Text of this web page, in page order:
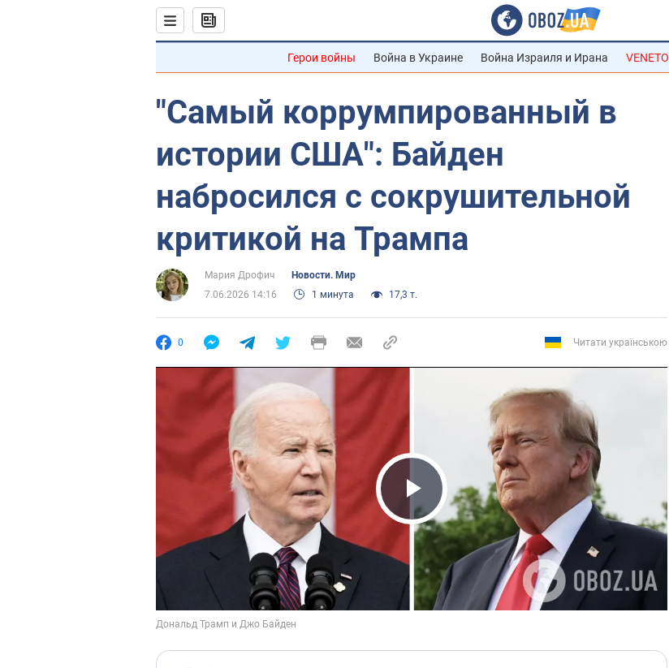
Герои войны Война в Украине Война Израиля и Ирана VENETO
"Самый коррумпированный в
истории США": Байден
набросился с сокрушительной
критикой на Трампа
Мария Дрофич
Новости. Мир
7.06.2026 14:16
1 минута 17,3 т.
0 Читати українською
Play Video